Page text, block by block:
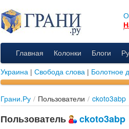
Главная Колонки Блоги
Украина | Свобода слова | Болотное
Грани.Ру / Пользователи / ckoto3abp
Пользователь ckoto3abp